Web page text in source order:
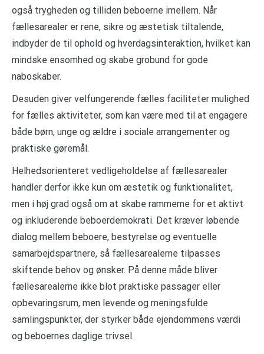
også trygheden og tilliden beboerne imellem. Når
fællesarealer er rene, sikre og æstetisk tiltalende,
indbyder de til ophold og hverdagsinteraktion, hvilket kan
mindske ensomhed og skabe grobund for gode
naboskaber.
Desuden giver velfungerende fælles faciliteter mulighed
for fælles aktiviteter, som kan være med til at engagere
både børn, unge og ældre i sociale arrangementer og
praktiske gøremål.
Helhedsorienteret vedligeholdelse af fællesarealer
handler derfor ikke kun om æstetik og funktionalitet,
men i høj grad også om at skabe rammerne for et aktivt
og inkluderende beboerdemokrati. Det kræver løbende
dialog mellem beboere, bestyrelse og eventuelle
samarbejdspartnere, så fællesarealerne tilpasses
skiftende behov og ønsker. På denne måde bliver
fællesarealerne ikke blot praktiske passager eller
opbevaringsrum, men levende og meningsfulde
samlingspunkter, der styrker både ejendommens værdi
og beboernes daglige trivsel.